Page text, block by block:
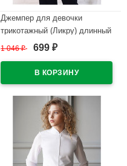
Джемпер для девочки
трикотажный (Ликру) длинный
рукав цвет экрю арт.0252
32/128-40/158
1 046₽ 699 ₽